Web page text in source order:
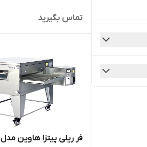
تماس بگیرید
فر ریلی پیتزا هاوین مدل CO-85